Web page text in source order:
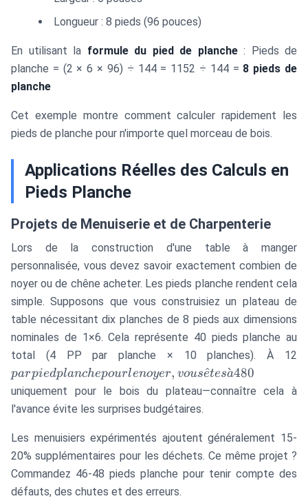
Longueur : 8 pieds (96 pouces)
En utilisant la formule du pied de planche: Pieds de
planche = (2 × 6 × 96) ÷ 144 = 1152 ÷ 144 = 8 pieds de
planche
Cet exemple montre comment calculer rapidement les
pieds de planche pour n'importe quel morceau de bois.
Applications Réelles des Calculs en
Pieds Planche
Projets de Menuiserie et de Charpenterie
Lors de la construction d'une table à manger
personnalisée, vous devez savoir exactement combien de
noyer ou de chêne acheter. Les pieds planche rendent cela
simple. Supposons que vous construisiez un plateau de
table nécessitant dix planches de 8 pieds aux dimensions
nominales de 1×6. Cela représente 40 pieds planche au
total (4 PP par planche × 10 planches). À 12
parpiedplanchepourlenoyer, vouse
^tesa
ˋ480
uniquement pour le bois du plateau—connaître cela à
l'avance évite les surprises budgétaires.
Les menuisiers expérimentés ajoutent généralement 15-
20% supplémentaires pour les déchets. Ce même projet ?
Commandez 46-48 pieds planche pour tenir compte des
défauts, des chutes et des erreurs.